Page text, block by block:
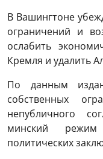
В Вашингтоне
ограничений и
ослабить
Кремля и удалить
По данным
собственных
непубличного
минский
политических